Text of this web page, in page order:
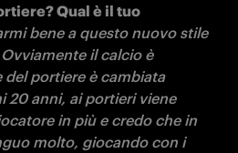
Qual è il tuo
bene a questo nuovo stile
il calcio è
portiere è cambiata
anni, ai portieri viene
in più e credo che in
molto, giocando con i